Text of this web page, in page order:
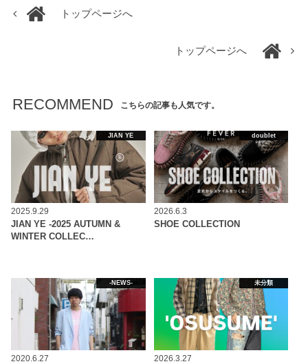
トップページへ
トップページへ
RECOMMEND こちらの記事も人気です。
JIAN YE
2025.9.29
JIAN YE -2025 AUTUMN &
WINTER COLLEC…
doublet
2026.6.3
SHOE COLLECTION
-NEWS-
2020.6.27
未分類
2026.3.27